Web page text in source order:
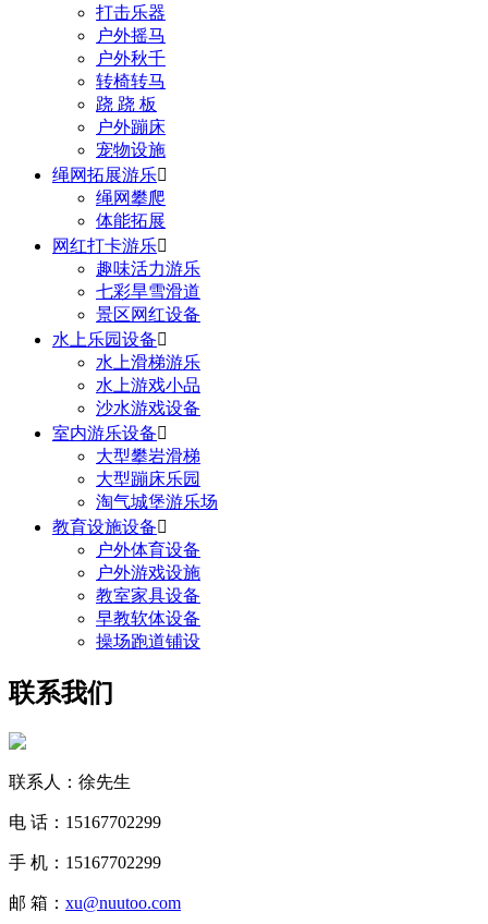
打击乐器
户外摇马
户外秋千
转椅转马
跷 跷 板
户外蹦床
宠物设施
绳网拓展游乐
绳网攀爬
体能拓展
网红打卡游乐
趣味活力游乐
七彩旱雪滑道
景区网红设备
水上乐园设备
水上滑梯游乐
水上游戏小品
沙水游戏设备
室内游乐设备
大型攀岩滑梯
大型蹦床乐园
淘气城堡游乐场
教育设施设备
户外体育设备
户外游戏设施
教室家具设备
早教软体设备
操场跑道铺设
联系我们
联系人：徐先生
电 话：15167702299
手 机：15167702299
邮 箱： xu@nuutoo.com